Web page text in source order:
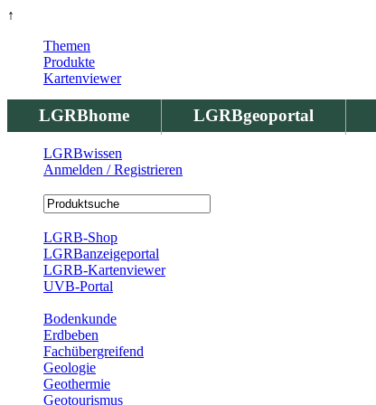
↑
LGRBhome LGRBgeoportal
Themen
Produkte
Kartenviewer
LGRBwissen
Anmelden / Registrieren
LGRB-Shop
LGRBanzeigeportal
LGRB-Kartenviewer
UVB-Portal
Bodenkunde
Erdbeben
Fachübergreifend
Geologie
Geothermie
Geotourismus